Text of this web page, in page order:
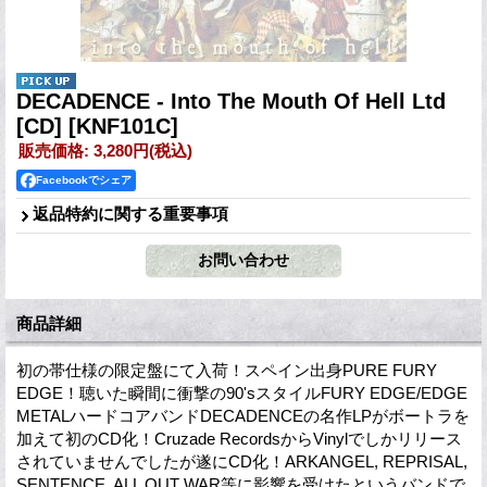
DECADENCE - Into The Mouth Of Hell Ltd
[CD] [KNF101C]
販売価格: 3,280円(税込)
Facebookでシェア
返品特約に関する重要事項
商品詳細
初の帯仕様の限定盤にて入荷！スペイン出身PURE FURY
EDGE！聴いた瞬間に衝撃の90'sスタイルFURY EDGE/EDGE
METALハードコアバンドDECADENCEの名作LPがボートラを
加えて初のCD化！Cruzade RecordsからVinylでしかリリース
されていませんでしたが遂にCD化！ARKANGEL, REPRISAL,